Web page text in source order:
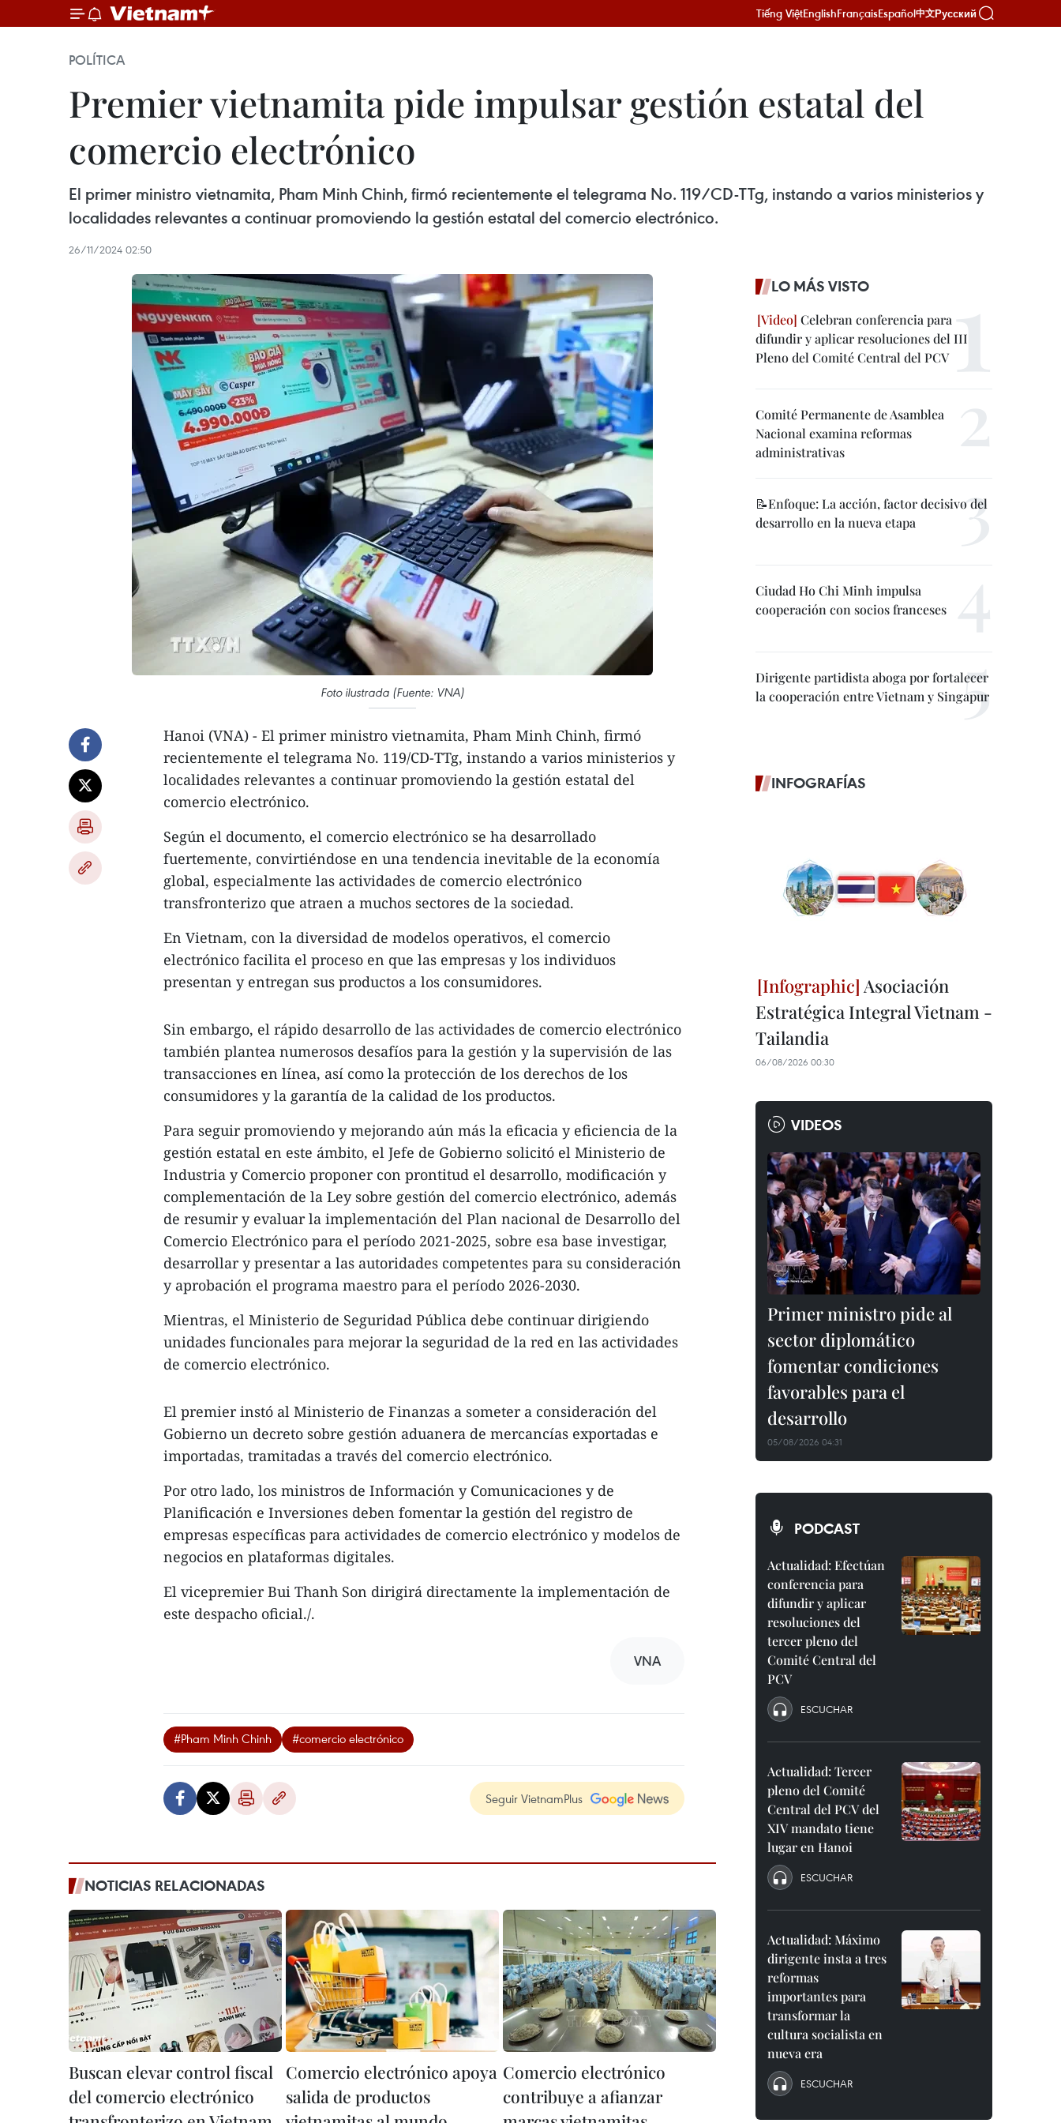
Tiếng ViệtEnglishFrançaisEspañol中文Русский
POLÍTICA
Premier vietnamita pide impulsar gestión estatal del
comercio electrónico
El primer ministro vietnamita, Pham Minh Chinh, firmó recientemente el telegrama No. 119/CD-TTg, instando a varios ministerios y
localidades relevantes a continuar promoviendo la gestión estatal del comercio electrónico.
26/11/2024 02:50
Foto ilustrada (Fuente: VNA)
Hanoi (VNA) - El primer ministro vietnamita, Pham Minh Chinh, firmó
recientemente el telegrama No. 119/CD-TTg, instando a varios ministerios y
localidades relevantes a continuar promoviendo la gestión estatal del
comercio electrónico.
Según el documento, el comercio electrónico se ha desarrollado
fuertemente, convirtiéndose en una tendencia inevitable de la economía
global, especialmente las actividades de comercio electrónico
transfronterizo que atraen a muchos sectores de la sociedad.
En Vietnam, con la diversidad de modelos operativos, el comercio
electrónico facilita el proceso en que las empresas y los individuos
presentan y entregan sus productos a los consumidores.
Sin embargo, el rápido desarrollo de las actividades de comercio electrónico
también plantea numerosos desafíos para la gestión y la supervisión de las
transacciones en línea, así como la protección de los derechos de los
consumidores y la garantía de la calidad de los productos.
Para seguir promoviendo y mejorando aún más la eficacia y eficiencia de la
gestión estatal en este ámbito, el Jefe de Gobierno solicitó el Ministerio de
Industria y Comercio proponer con prontitud el desarrollo, modificación y
complementación de la Ley sobre gestión del comercio electrónico, además
de resumir y evaluar la implementación del Plan nacional de Desarrollo del
Comercio Electrónico para el período 2021-2025, sobre esa base investigar,
desarrollar y presentar a las autoridades competentes para su consideración
y aprobación el programa maestro para el período 2026-2030.
Mientras, el Ministerio de Seguridad Pública debe continuar dirigiendo
unidades funcionales para mejorar la seguridad de la red en las actividades
de comercio electrónico.
El premier instó al Ministerio de Finanzas a someter a consideración del
Gobierno un decreto sobre gestión aduanera de mercancías exportadas e
importadas, tramitadas a través del comercio electrónico.
Por otro lado, los ministros de Información y Comunicaciones y de
Planificación e Inversiones deben fomentar la gestión del registro de
empresas específicas para actividades de comercio electrónico y modelos de
negocios en plataformas digitales.
El vicepremier Bui Thanh Son dirigirá directamente la implementación de
este despacho oficial./.
VNA
#Pham Minh Chinh #comercio electrónico
Seguir VietnamPlus
NOTICIAS RELACIONADAS
Buscan elevar control fiscal
del comercio electrónico
Comercio electrónico apoya
salida de productos
Comercio electrónico
contribuye a afianzar
LO MÁS VISTO
Celebran conferencia para
difundir y aplicar resoluciones del III
Pleno del Comité Central del PCV
Comité Permanente de Asamblea
Nacional examina reformas
administrativas
📝Enfoque: La acción, factor decisivo del
desarrollo en la nueva etapa
Ciudad Ho Chi Minh impulsa
cooperación con socios franceses
Dirigente partidista aboga por fortalecer
la cooperación entre Vietnam y Singapur
INFOGRAFÍAS
Asociación
Estratégica Integral Vietnam -
Tailandia
06/08/2026 00:30
VIDEOS
Primer ministro pide al
sector diplomático
fomentar condiciones
favorables para el
desarrollo
05/08/2026 04:31
PODCAST
Actualidad: Efectúan
conferencia para
difundir y aplicar
resoluciones del
tercer pleno del
Comité Central del
PCV
ESCUCHAR
Actualidad: Tercer
pleno del Comité
Central del PCV del
XIV mandato tiene
lugar en Hanoi
ESCUCHAR
Actualidad: Máximo
dirigente insta a tres
reformas
importantes para
transformar la
cultura socialista en
nueva era
ESCUCHAR